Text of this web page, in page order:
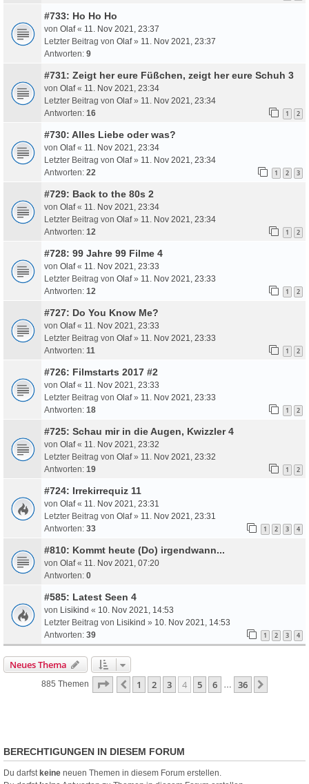
#733: Ho Ho Ho
von Olaf« 11. Nov 2021, 23:37
Letzter Beitrag von Olaf» 11. Nov 2021, 23:37
Antworten: 9
#731: Zeigt her eure Füßchen, zeigt her eure Schuh 3
von Olaf« 11. Nov 2021, 23:34
Letzter Beitrag von Olaf» 11. Nov 2021, 23:34
Antworten: 16 1 2
#730: Alles Liebe oder was?
von Olaf« 11. Nov 2021, 23:34
Letzter Beitrag von Olaf» 11. Nov 2021, 23:34
Antworten: 22 1 2 3
#729: Back to the 80s 2
von Olaf« 11. Nov 2021, 23:34
Letzter Beitrag von Olaf» 11. Nov 2021, 23:34
Antworten: 12 1 2
#728: 99 Jahre 99 Filme 4
von Olaf« 11. Nov 2021, 23:33
Letzter Beitrag von Olaf» 11. Nov 2021, 23:33
Antworten: 12 1 2
#727: Do You Know Me?
von Olaf« 11. Nov 2021, 23:33
Letzter Beitrag von Olaf» 11. Nov 2021, 23:33
Antworten: 11 1 2
#726: Filmstarts 2017 #2
von Olaf« 11. Nov 2021, 23:33
Letzter Beitrag von Olaf» 11. Nov 2021, 23:33
Antworten: 18 1 2
#725: Schau mir in die Augen, Kwizzler 4
von Olaf« 11. Nov 2021, 23:32
Letzter Beitrag von Olaf» 11. Nov 2021, 23:32
Antworten: 19 1 2
#724: Irrekirrequiz 11
von Olaf« 11. Nov 2021, 23:31
Letzter Beitrag von Olaf» 11. Nov 2021, 23:31
Antworten: 33 1 2 3 4
#810: Kommt heute (Do) irgendwann...
von Olaf« 11. Nov 2021, 07:20
Antworten: 0
#585: Latest Seen 4
von Lisikind « 10. Nov 2021, 14:53
Letzter Beitrag von Lisikind » 10. Nov 2021, 14:53
Antworten: 39 1 2 3 4
Neues Thema
885 Themen Seite Von 36
Vorherige
1 2 3 4 5 6 … 36
BERECHTIGUNGEN IN DIESEM FORUM
Du darfstkeine neuen Themen in diesem Forum erstellen.